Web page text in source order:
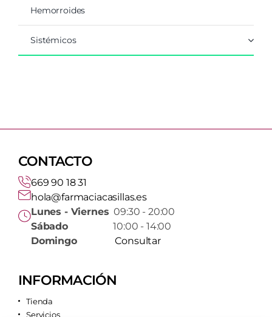
Hemorroides
Sistémicos
CONTACTO
669 90 18 31
hola@farmaciacasillas.es
Lunes - Viernes 09:30 - 20:00
Sábado10:00 - 14:00
Domingo
Consultar
INFORMACIÓN
Tienda
Servicios